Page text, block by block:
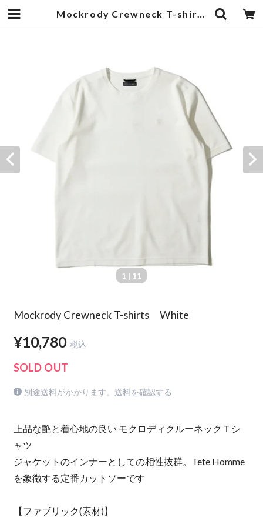
Mockrody Crewneck T-shirts White | 武蔵小杉のセレクトショップ【ナクール】-nakool-
1 | 11
Mockrody Crewneck T-shirts White
¥10,780 税込
SOLD OUT
別途送料がかかります。 送料を確認する
上品な艶と着心地の良い モクロディクルーネックＴシ
ャツ
ジャケットのインナーとしての相性抜群。Tete Homme
を象徴する定番カットソーです
【ファブリック(素材)】